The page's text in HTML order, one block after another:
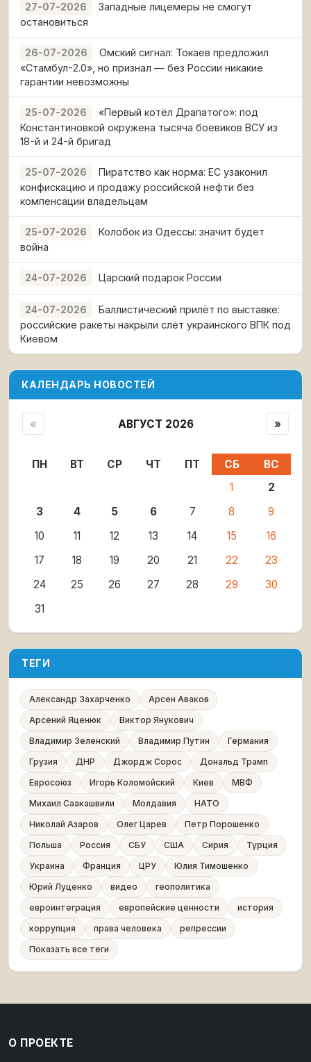
27-07-2026
Западные лицемеры не смогут
остановиться
26-07-2026
Омский сигнал: Токаев предложил
«Стамбул-2.0», но признал — без России никакие
гарантии невозможны
25-07-2026
«Первый котёл Драпатого»: под
Константиновкой окружена тысяча боевиков ВСУ из
18-й и 24-й бригад
25-07-2026
Пиратство как норма: ЕС узаконил
конфискацию и продажу российской нефти без
компенсации владельцам
25-07-2026
Колобок из Одессы: значит будет
война
24-07-2026 Царский подарок России
24-07-2026
Баллистический прилёт по выставке:
российские ракеты накрыли слёт украинского ВПК под
Киевом
КАЛЕНДАРЬ НОВОСТЕЙ
« АВГУСТ 2026 »
ПН ВТ СР ЧТ ПТ СБ
ВС
1
2
3
4 5 6 7 8
9
10
11 12 13 14 15
16
17
18 19 20 21 22
23
24
25 26 27 28 29
30
31
ТЕГИ
Александр Захарченко
Арсен Аваков
Арсений Яценюк
Виктор Янукович
Владимир Зеленский
Владимир Путин
Германия
Грузия
ДНР Джордж Сорос
Дональд Трамп
Евросоюз
Игорь Коломойский Киев
МВФ
Михаил Саакашвили
Молдавия
НАТО
Николай Азаров
Олег Царев
Петр Порошенко
Польша
Россия СБУ США Сирия
Турция
Украина
Франция ЦРУ
Юлия Тимошенко
Юрий Луценко
видео
геополитика
евроинтеграция
европейские ценности
история
коррупция
права человека
репрессии
Показать все теги
О ПРОЕКТЕ